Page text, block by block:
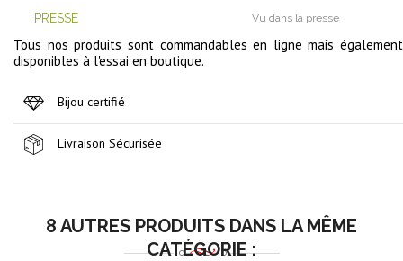
PRESSE Vu dans la presse
Tous nos produits sont commandables en ligne mais également
disponibles à l'essai en boutique.
Bijou certifié
Livraison Sécurisée
8 AUTRES PRODUITS DANS LA MÊME
CATÉGORIE :